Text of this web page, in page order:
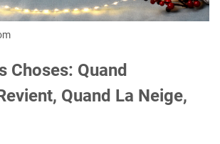
Choses: Quand
Quand La Neige,